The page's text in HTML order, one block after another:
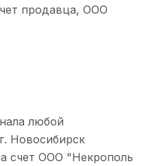
продавца, ООО
любой
Новосибирск
счет ООО "Некрополь